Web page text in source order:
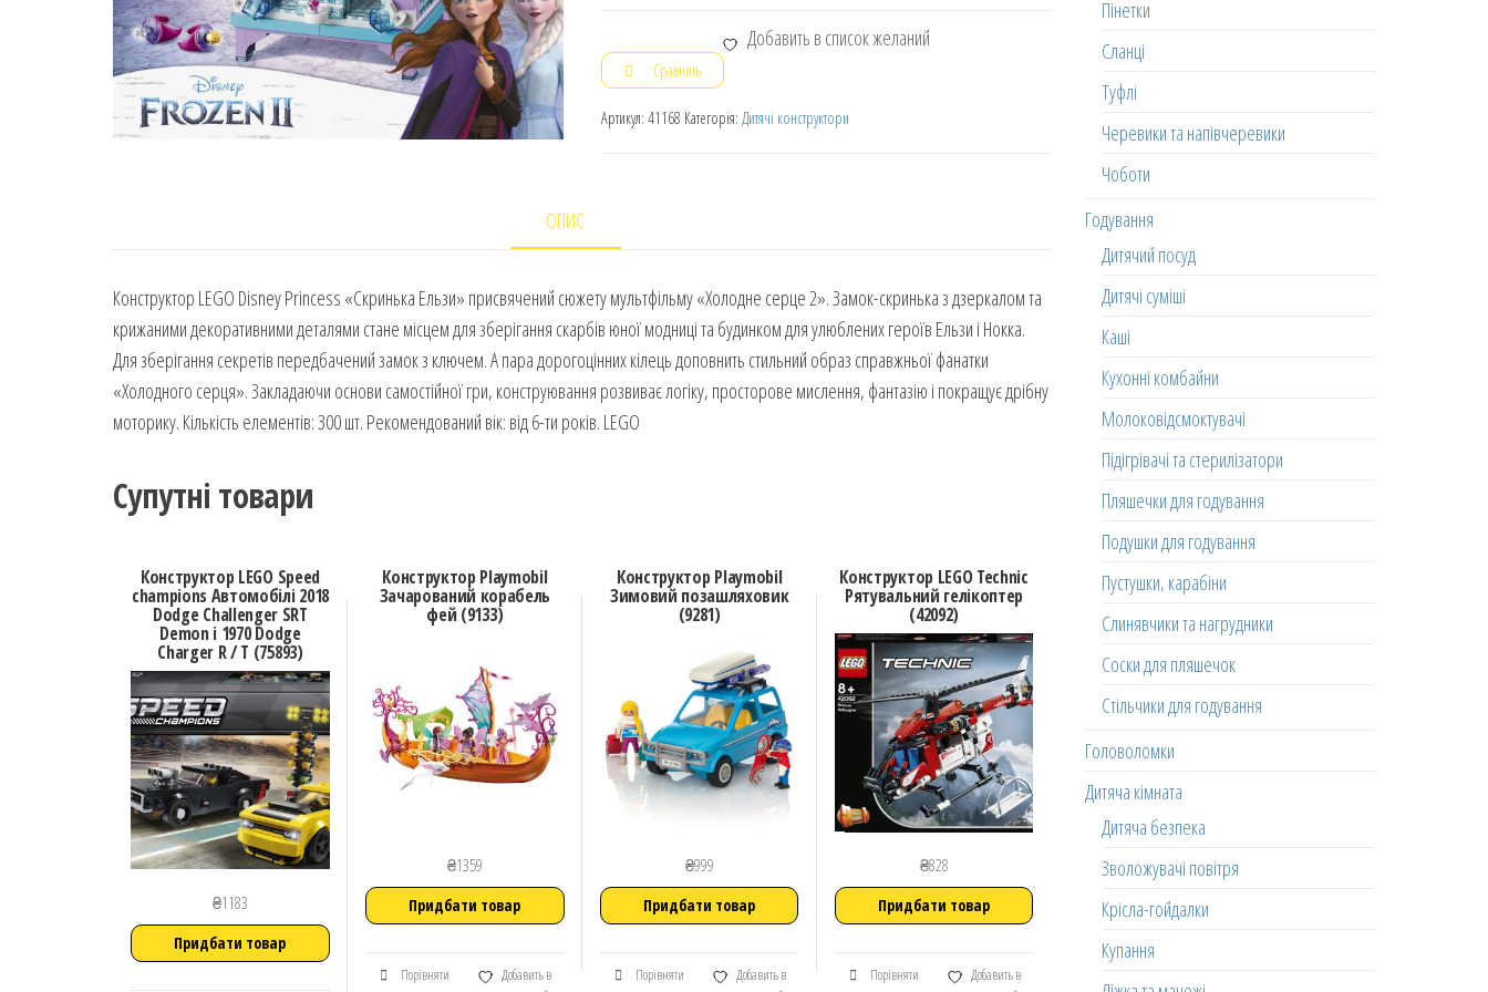
Добавить в список желаний
Сравнить
Артикул: 41168 Категорія: Дитячі конструктори
ОПИС
Конструктор LEGO Disney Princess «Скринька Ельзи» присвячений сюжету мультфільму «Холодне серце 2». Замок-скринька з дзеркалом та
крижаними декоративними деталями стане місцем для зберігання скарбів юної модниці та будинком для улюблених героїв Ельзи і Нокка.
Для зберігання секретів передбачений замок з ключем. А пара дорогоцінних кілець доповнить стильний образ справжньої фанатки
«Холодного серця». Закладаючи основи самостійної гри, конструювання розвиває логіку, просторове мислення, фантазію і покращує дрібну
моторику. Кількість елементів: 300 шт. Рекомендований вік: від 6-ти років. LEGO
Супутні товари
Конструктор LEGO Speed
champions Автомобілі 2018
Dodge Challenger SRT
Demon і 1970 Dodge
Charger R / T (75893)
₴1183
Придбати товар
Конструктор Playmobil
Зачарований корабель
фей (9133)
₴1359
Придбати товар
Порівняти
Добавить в
Конструктор Playmobil
Зимовий позашляховик
(9281)
₴999
Придбати товар
Порівняти
Добавить в
Конструктор LEGO Technic
Рятувальний гелікоптер
(42092)
₴828
Придбати товар
Порівняти
Добавить в
Пінетки
Сланці
Туфлі
Черевики та напівчеревики
Чоботи
Годування
Дитячий посуд
Дитячі суміші
Каші
Кухонні комбайни
Молоковідсмоктувачі
Підігрівачі та стерилізатори
Пляшечки для годування
Подушки для годування
Пустушки, карабіни
Слинявчики та нагрудники
Соски для пляшечок
Стільчики для годування
Головоломки
Дитяча кімната
Дитяча безпека
Зволожувачі повітря
Крісла-гойдалки
Купання